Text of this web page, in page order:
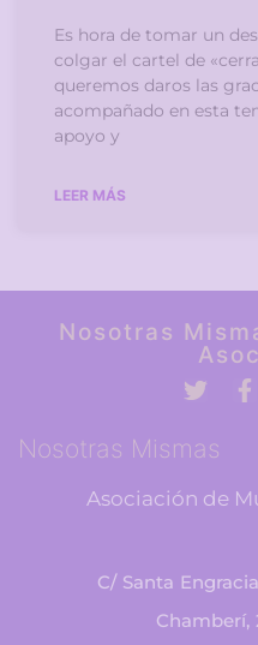
Es hora de tomar un
colgar el cartel de
queremos daros las
acompañado en esta
apoyo y
LEER MÁS
Nosotras
Nosotras Mismas
Asociación de
C/ Santa
Chamberí,